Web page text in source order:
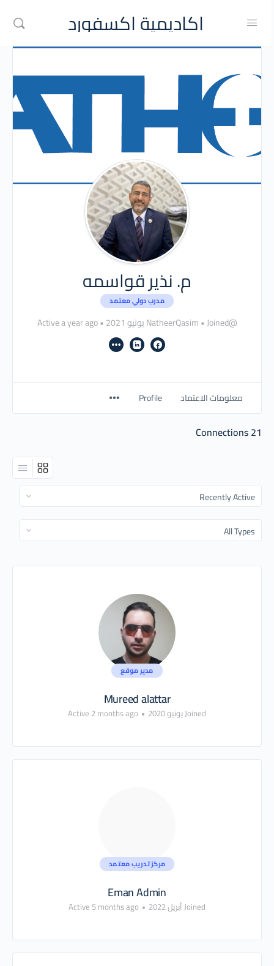
اكاديمية اكسفورد
م. نذير قواسمه
مدرب دولي معتمد
@NatheerQasim
•Joined يونيو 2021 •
Active a year ago
معلومات الاعتماد Profile
21
Connections
Show:
Show:
مدير موقع
Mureed alattar
Joined يونيو 2020 •
Active 2 months ago
مركز تدريب معتمد
Eman Admin
Joined أبريل 2022 •
Active 5 months ago